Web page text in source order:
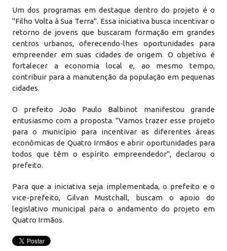
Um dos programas em destaque dentro do projeto é o
"Filho Volta à Sua Terra". Essa iniciativa busca incentivar o
retorno de jovens que buscaram formação em grandes
centros urbanos, oferecendo-lhes oportunidades para
empreender em suas cidades de origem. O objetivo é
fortalecer a economia local e, ao mesmo tempo,
contribuir para a manutenção da população em pequenas
cidades.
O prefeito João Paulo Balbinot manifestou grande
entusiasmo com a proposta. "Vamos trazer esse projeto
para o município para incentivar as diferentes áreas
econômicas de Quatro Irmãos e abrir oportunidades para
todos que têm o espírito empreendedor", declarou o
prefeito.
Para que a iniciativa seja implementada, o prefeito e o
vice-prefeito, Gilvan Mustchall, buscam o apoio do
legislativo municipal para o andamento do projeto em
Quatro Irmãos.